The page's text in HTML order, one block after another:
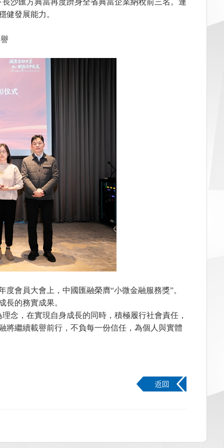
沙匯方典當再度躋身全省典當企業納稅前三名。連
健發展能力。
會員大會上，中國匯融榮膺“小微金融服務獎”。
長的務實成果。
念，在實現自身成長的同時，積極履行社會責任，
將繼續載譽前行，不負每一份信任，為個人與實體